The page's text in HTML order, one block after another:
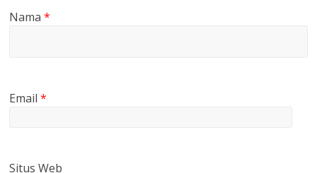
Nama*
Email*
Situs Web